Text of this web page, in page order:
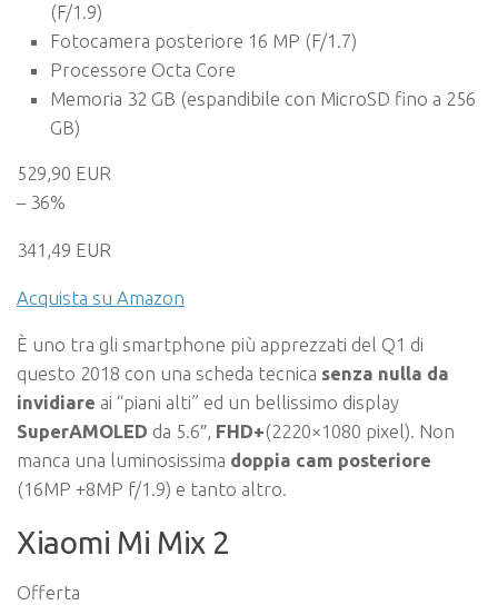
(F/1.9)
Fotocamera posteriore 16 MP (F/1.7)
Processore Octa Core
Memoria 32 GB (espandibile con MicroSD fino a 256
GB)
529,90 EUR
– 36%
341,49 EUR
Acquista su Amazon
È uno tra gli smartphone più apprezzati del Q1 di
questo 2018 con una scheda tecnica senza nulla da
invidiare ai “piani alti” ed un bellissimo display
SuperAMOLED da 5.6″, FHD+(2220×1080 pixel). Non
manca una luminosissima doppia cam posteriore
(16MP +8MP f/1.9) e tanto altro.
Xiaomi Mi Mix 2
Offerta